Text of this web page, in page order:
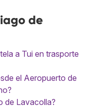
de
a Tui en trasporte
el Aeropuerto de
de Lavacolla?